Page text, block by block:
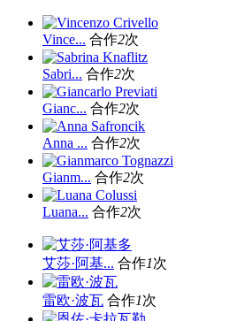
Vince... 合作2次
Sabri... 合作2次
Gianc... 合作2次
Anna ... 合作2次
Gianm... 合作2次
Luana... 合作2次
艾莎·阿基... 合作1次
雷欧·波瓦 合作1次